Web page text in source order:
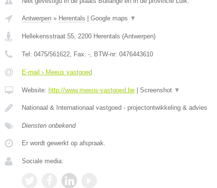
Antwerpen » Herentals Google maps ▼
Hellekensstraat 55, 2200 Herentals (Antwerpen)
Tel: 0475/561622, Fax: -, BTW-nr: 0476443610
E-mail › Meeus vastgoed
Website: http://www.meeus-vastgoed.be Screenshot ▼
Nationaal & Internationaal vastgoed - projectontwikkeling & advies
Diensten onbekend
Er wordt gewerkt op afspraak.
Sociale media: